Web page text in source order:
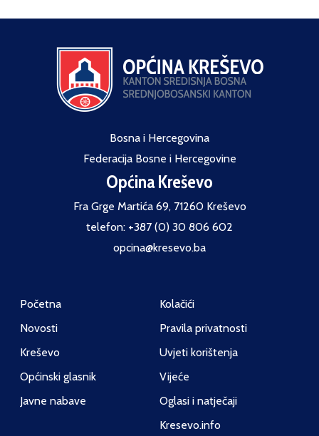
Bosna i Hercegovina
Federacija Bosne i Hercegovine
Općina Kreševo
Fra Grge Martića 69, 71260 Kreševo
telefon: +387 (0) 30 806 602
opcina@kresevo.ba
Početna
Novosti
Kreševo
Općinski glasnik
Javne nabave
Kolačići
Pravila privatnosti
Uvjeti korištenja
Vijeće
Oglasi i natječaji
Kresevo.info